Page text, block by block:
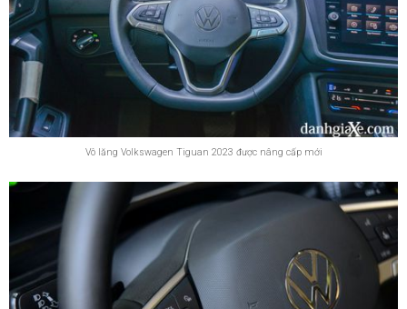
Vô lăng Volkswagen Tiguan 2023 được nâng cấp mới